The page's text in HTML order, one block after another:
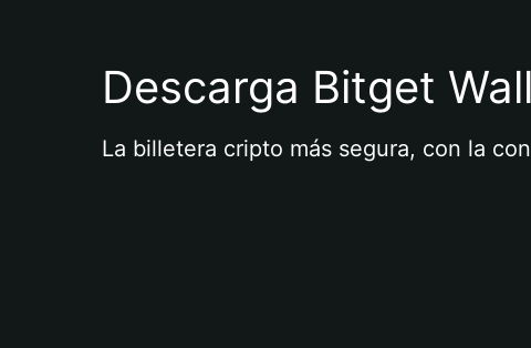
Descarga Bitget
La billetera cripto más segura, con la